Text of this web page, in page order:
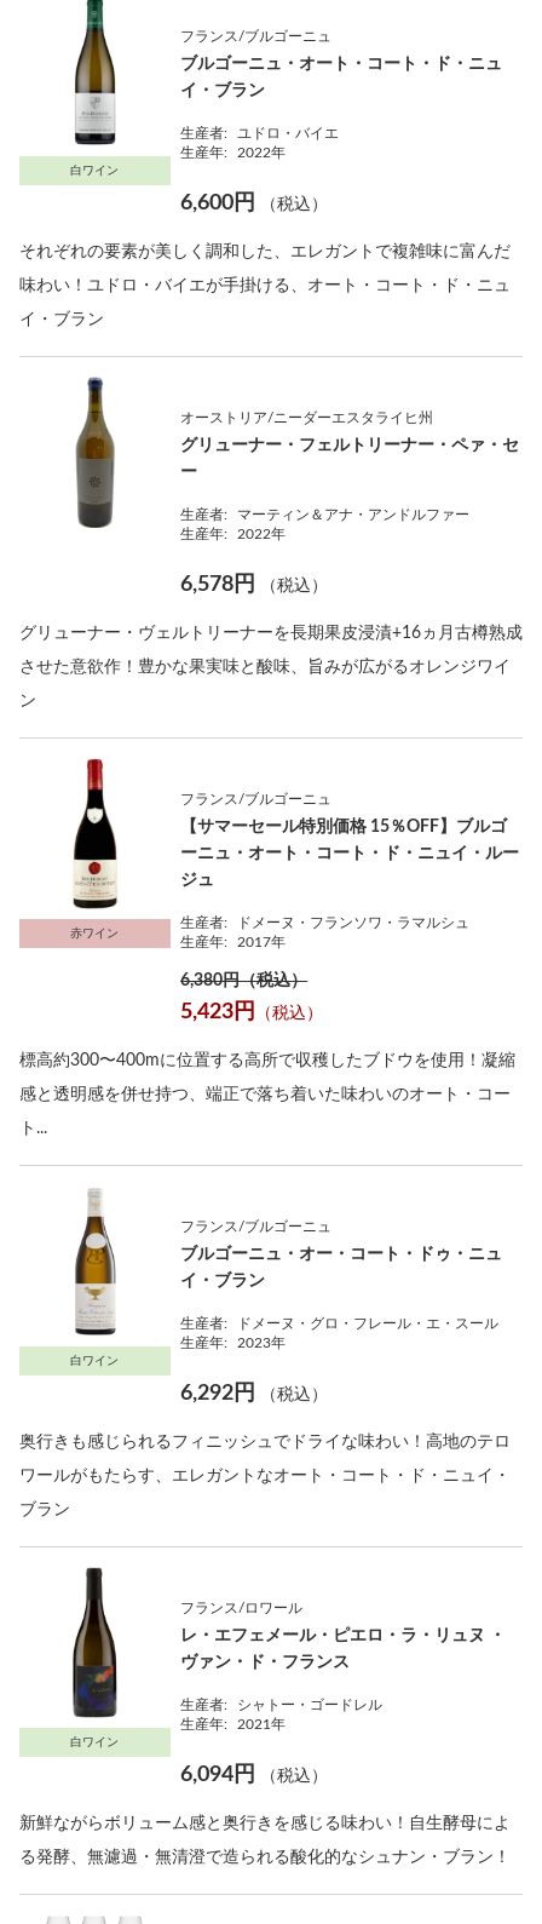
白ワイン
フランス/ブルゴーニュ
ブルゴーニュ・オート・コート・ド・ニュ
イ・ブラン
生産者:
ユドロ・バイエ
生産年:
2022年
6,600円 （税込）
それぞれの要素が美しく調和した、エレガントで複雑味に富んだ
味わい！ユドロ・バイエが手掛ける、オート・コート・ド・ニュ
イ・ブラン
オーストリア/ニーダーエスタライヒ州
グリューナー・フェルトリーナー・ペァ・セ
ー
生産者:
マーティン＆アナ・アンドルファー
生産年:
2022年
6,578円 （税込）
グリューナー・ヴェルトリーナーを長期果皮浸漬+16ヵ月古樽熟成
させた意欲作！豊かな果実味と酸味、旨みが広がるオレンジワイ
ン
赤ワイン
フランス/ブルゴーニュ
【サマーセール特別価格 15％OFF】ブルゴ
ーニュ・オート・コート・ド・ニュイ・ルー
ジュ
生産者:
ドメーヌ・フランソワ・ラマルシュ
生産年:
2017年
6,380円（税込）
5,423円 （税込）
標高約300〜400mに位置する高所で収穫したブドウを使用！凝縮
感と透明感を併せ持つ、端正で落ち着いた味わいのオート・コー
ト...
白ワイン
フランス/ブルゴーニュ
ブルゴーニュ・オー・コート・ドゥ・ニュ
イ・ブラン
生産者:
ドメーヌ・グロ・フレール・エ・スール
生産年:
2023年
6,292円 （税込）
奥行きも感じられるフィニッシュでドライな味わい！高地のテロ
ワールがもたらす、エレガントなオート・コート・ド・ニュイ・
ブラン
白ワイン
フランス/ロワール
レ・エフェメール・ピエロ・ラ・リュヌ ・
ヴァン・ド・フランス
生産者:
シャトー・ゴードレル
生産年:
2021年
6,094円 （税込）
新鮮ながらボリューム感と奥行きを感じる味わい！自生酵母によ
る発酵、無濾過・無清澄で造られる酸化的なシュナン・ブラン！